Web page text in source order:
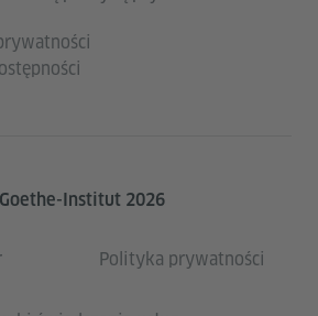
Institut 2026
Polityka prywatności